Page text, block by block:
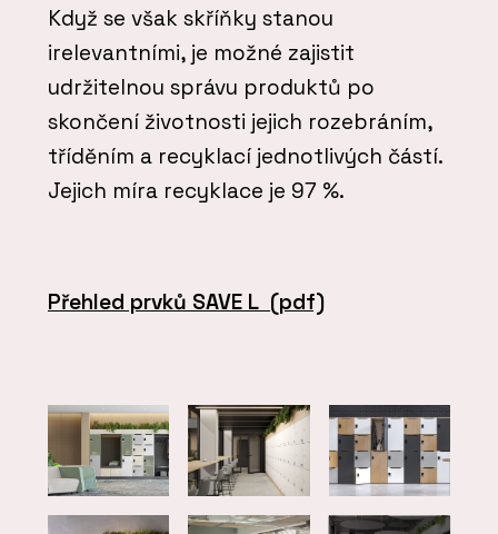
Když se však skříňky stanou
irelevantními, je možné zajistit
udržitelnou správu produktů po
skončení životnosti jejich rozebráním,
tříděním a recyklací jednotlivých částí.
Jejich míra recyklace je 97 %.
Přehled prvků SAVE L (pdf)